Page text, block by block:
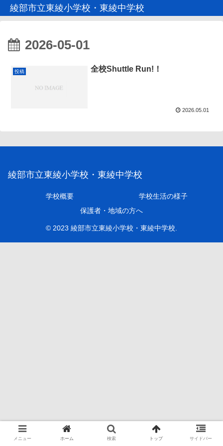
綾部市立東綾小学校・東綾中学校
2026-05-01
投稿 全校Shuttle Run!！
2026.05.01
綾部市立東綾小学校・東綾中学校
学校概要
学校生活の様子
保護者・地域の方へ
© 2023 綾部市立東綾小学校・東綾中学校.
メニュー ホーム 検索 トップ サイドバー